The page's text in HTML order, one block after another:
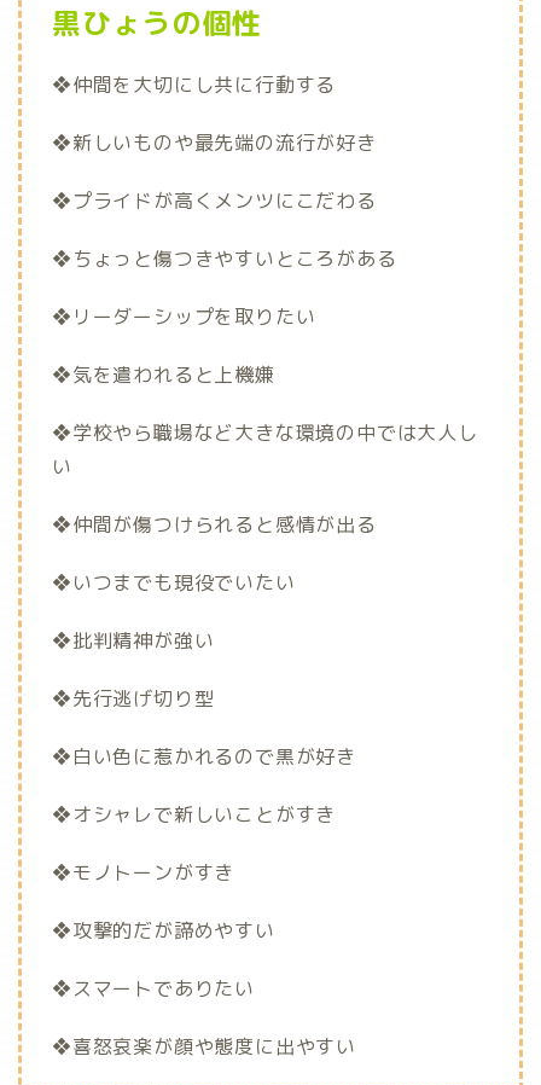
黒ひょうの個性
❖仲間を大切にし共に行動する
❖新しいものや最先端の流行が好き
❖プライドが高くメンツにこだわる
❖ちょっと傷つきやすいところがある
❖リーダーシップを取りたい
❖気を遣われると上機嫌
❖学校やら職場など大きな環境の中では大人し
い
❖仲間が傷つけられると感情が出る
❖いつまでも現役でいたい
❖批判精神が強い
❖先行逃げ切り型
❖白い色に惹かれるので黒が好き
❖オシャレで新しいことがすき
❖モノトーンがすき
❖攻撃的だが諦めやすい
❖スマートでありたい
❖喜怒哀楽が顔や態度に出やすい